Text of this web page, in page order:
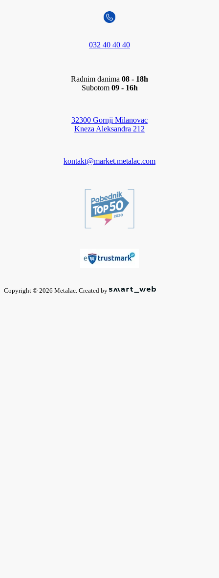
032 40 40 40
Radnim danima 08 - 18h
Subotom 09 - 16h
32300 Gornji Milanovac
Kneza Aleksandra 212
kontakt@market.metalac.com
Copyright © 2026 Metalac. Created by